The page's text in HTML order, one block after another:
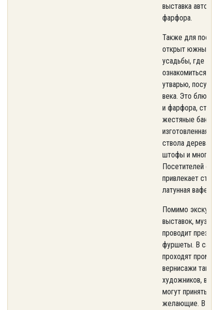
выставка
фарфора.
Также для
открыт южный
усадьбы, где
ознакомиться с
утварью,
века. Это блюда
и фарфора,
жестяные банки,
изготовленная
ствола дерева,
штофы и многое
Посетителей
привлекает
латунная
Помимо
выставок, музей-
проводит
фуршеты. В саду
проходят
вернисажи
художников, в
могут принять
желающие. В